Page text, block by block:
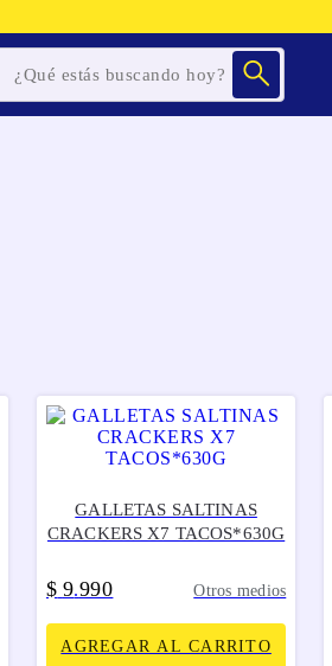
GALLETAS SALTINAS
CRACKERS X7 TACOS*630G
$ 9.990 Otros medios
AGREGAR AL CARRITO